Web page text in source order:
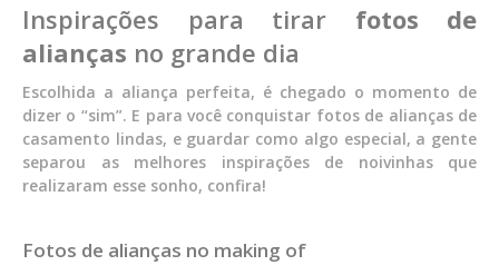
Inspirações para tirar fotos de
alianças no grande dia
Escolhida a aliança perfeita, é chegado o momento de
dizer o “sim”. E para você conquistar fotos de alianças de
casamento lindas, e guardar como algo especial, a gente
separou as melhores inspirações de noivinhas que
realizaram esse sonho, confira!
Fotos de alianças no making of